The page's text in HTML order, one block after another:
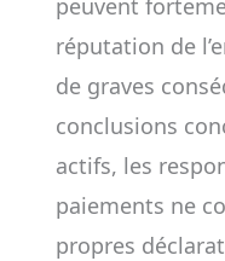
peuvent
réputation de
de graves
conclusions
actifs, les
paiements ne
propres